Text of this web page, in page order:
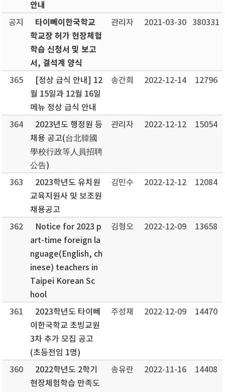
안내
공지
타이뻬이한국학교
학교장 허가 현장체험
학습 신청서 및 보고
서, 결석계 양식
관리자 2021-03-30 380331
365
[정상 급식 안내] 12
월 15일과 12월 16일
메뉴 정상 급식 안내
송간희 2022-12-14 12796
364
2023년도 행정원 등
채용 공고(台北韓國
學校行政等人員招聘
公告)
관리자 2022-12-12 15054
363
2023학년도 유치원
교육지원사 및 보조원
채용공고
김민수 2022-12-12 12084
362
Notice for 2023 p
art-time foreign la
nguage(English, ch
inese) teachers in
Taipei Korean Sc
hool
김형오 2022-12-09 13658
361
2023학년도 타이뻬
이한국학교 초빙교원
3차 추가 모집 공고
(초등전임 1명)
주성재 2022-12-09 14470
360
2022학년도 2학기
현장체험학습 만족도
송유란 2022-11-16 14408